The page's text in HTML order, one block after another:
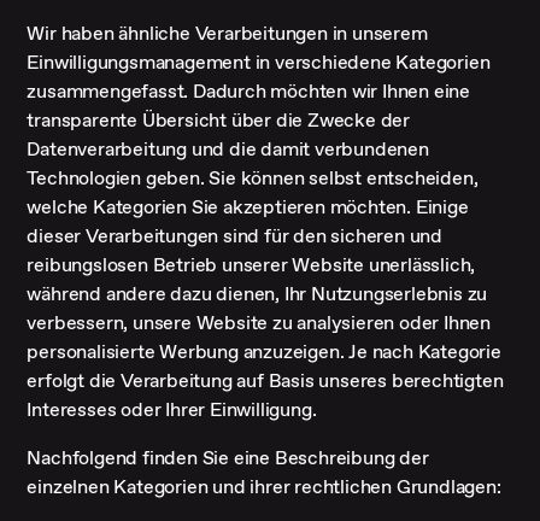
Wir haben ähnliche Verarbeitungen in unserem
Einwilligungsmanagement in verschiedene Kategorien
zusammengefasst. Dadurch möchten wir Ihnen eine
transparente Übersicht über die Zwecke der
Datenverarbeitung und die damit verbundenen
Technologien geben. Sie können selbst entscheiden,
welche Kategorien Sie akzeptieren möchten. Einige
dieser Verarbeitungen sind für den sicheren und
reibungslosen Betrieb unserer Website unerlässlich,
während andere dazu dienen, Ihr Nutzungserlebnis zu
verbessern, unsere Website zu analysieren oder Ihnen
personalisierte Werbung anzuzeigen. Je nach Kategorie
erfolgt die Verarbeitung auf Basis unseres berechtigten
Interesses oder Ihrer Einwilligung.
Nachfolgend finden Sie eine Beschreibung der
einzelnen Kategorien und ihrer rechtlichen Grundlagen: